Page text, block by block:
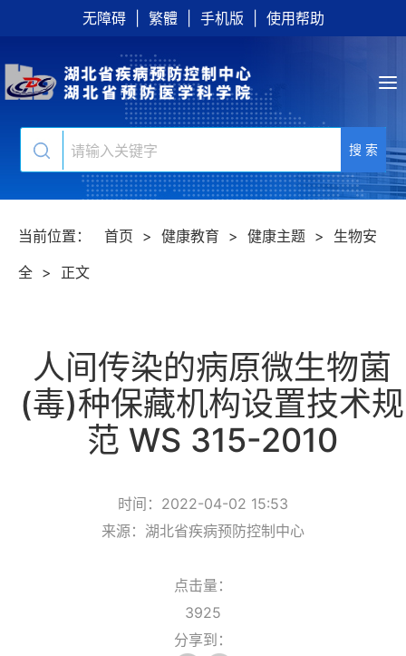
无障碍 繁體 手机版 使用帮助
搜 索
当前位置： 首页 > 健康教育 > 健康主题 >
生物安
全 > 正文
人间传染的病原微生物菌
(毒)种保藏机构设置技术规
范 WS 315-2010
时间：2022-04-02 15:53
来源：湖北省疾病预防控制中心
点击量：
3925
分享到：